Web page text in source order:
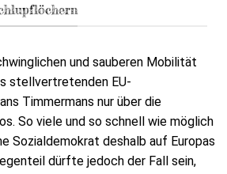
und sauberen Mobilität
stellvertretenden EU-
Timmermans nur über die
So viele und so schnell wie möglich
Sozialdemokrat deshalb auf Europas
dürfte jedoch der Fall sein,